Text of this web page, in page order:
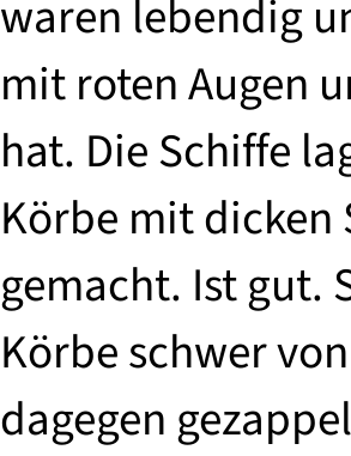
waren lebendig
mit roten Augen
hat. Die Schiffe
Körbe mit dicken
gemacht. Ist gut.
Körbe schwer
dagegen